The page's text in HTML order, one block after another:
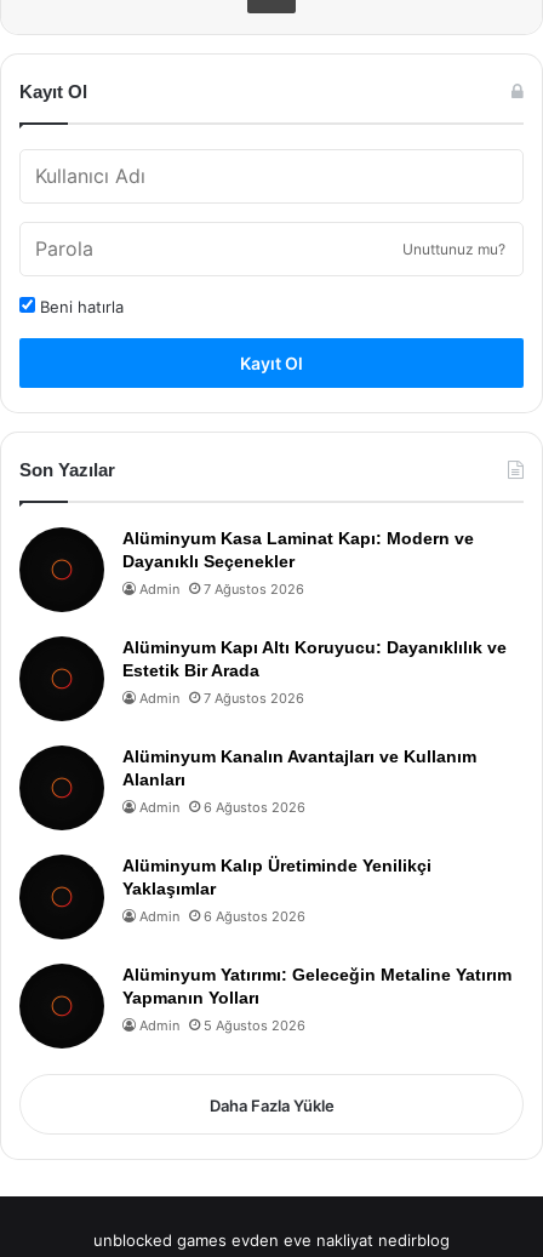
Kayıt Ol
Unuttunuz mu?
Beni hatırla
Kayıt Ol
Son Yazılar
Alüminyum Kasa Laminat Kapı: Modern ve
Dayanıklı Seçenekler
Admin 7 Ağustos 2026
Alüminyum Kapı Altı Koruyucu: Dayanıklılık ve
Estetik Bir Arada
Admin 7 Ağustos 2026
Alüminyum Kanalın Avantajları ve Kullanım
Alanları
Admin 6 Ağustos 2026
Alüminyum Kalıp Üretiminde Yenilikçi
Yaklaşımlar
Admin 6 Ağustos 2026
Alüminyum Yatırımı: Geleceğin Metaline Yatırım
Yapmanın Yolları
Admin 5 Ağustos 2026
Daha Fazla Yükle
unblocked games evden eve nakliyat nedirblog